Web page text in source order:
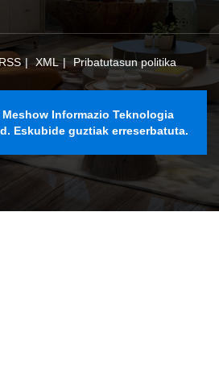
RSS | XML | Pribatutasun politika
Informazio Teknologia
Eskubide guztiak erreserbatuta.